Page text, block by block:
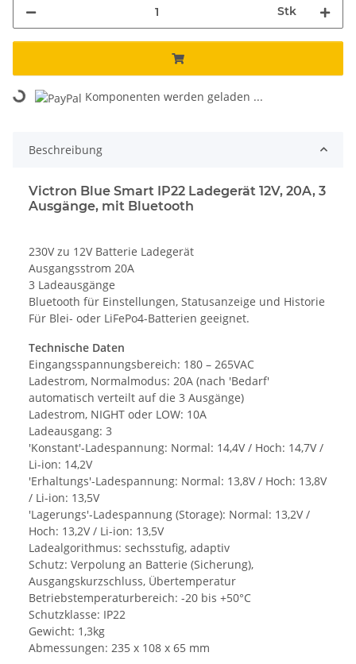
Stk
Loading... Komponenten werden geladen ...
Beschreibung
Victron Blue Smart IP22 Ladegerät 12V, 20A, 3
Ausgänge, mit Bluetooth
230V zu 12V Batterie Ladegerät
Ausgangsstrom 20A
3 Ladeausgänge
Bluetooth für Einstellungen, Statusanzeige und Historie
Für Blei- oder LiFePo4-Batterien geeignet.
Technische Daten
Eingangsspannungsbereich: 180 – 265VAC
Ladestrom, Normalmodus: 20A (nach 'Bedarf'
automatisch verteilt auf die 3 Ausgänge)
Ladestrom, NIGHT oder LOW: 10A
Ladeausgang: 3
'Konstant'-Ladespannung: Normal: 14,4V / Hoch: 14,7V /
Li-ion: 14,2V
'Erhaltungs'-Ladespannung: Normal: 13,8V / Hoch: 13,8V
/ Li-ion: 13,5V
'Lagerungs'-Ladespannung (Storage): Normal: 13,2V /
Hoch: 13,2V / Li-ion: 13,5V
Ladealgorithmus: sechsstufig, adaptiv
Schutz: Verpolung an Batterie (Sicherung),
Ausgangskurzschluss, Übertemperatur
Betriebstemperaturbereich: -20 bis +50°C
Schutzklasse: IP22
Gewicht: 1,3kg
Abmessungen: 235 x 108 x 65 mm